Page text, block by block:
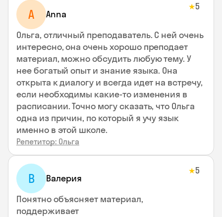
A Anna
★5
Ольга, отличный преподаватель. С ней очень
интересно, она очень хорошо преподает
материал, можно обсудить любую тему. У
нее богатый опыт и знание языка. Она
открыта к диалогу и всегда идет на встречу,
если необходимы какие-то изменения в
расписании. Точно могу сказать, что Ольга
одна из причин, по который я учу язык
именно в этой школе.
Репетитор: Ольга
В Валерия
★5
Понятно объясняет материал,
поддерживает